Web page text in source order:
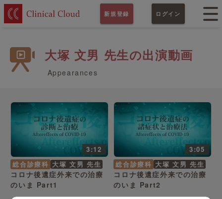
新規登録 ログイン
大塚 文男 先生の出演動画
Appearances
3:12
総合診療科 大塚 文男 先生
コロナ後遺症外来での治療
のいま Part1
3:05
総合診療科 大塚 文男 先生
コロナ後遺症外来での治療
のいま Part2